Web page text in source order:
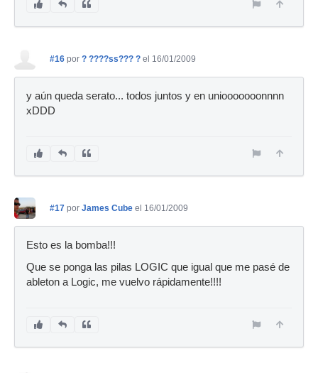
#16 por ? ????ss??? ? el 16/01/2009
y aún queda serato... todos juntos y en uniooooooonnnn
xDDD
#17 por James Cube el 16/01/2009
Esto es la bomba!!!
Que se ponga las pilas LOGIC que igual que me pasé de
ableton a Logic, me vuelvo rápidamente!!!!